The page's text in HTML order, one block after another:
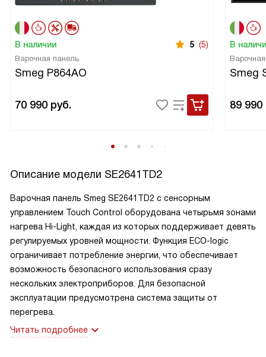
В наличии 5 (5)
Варочная панель
Smeg P864AO
70 990 руб.
В
Smeg
89 990
Описание модели SE2641TD2
Варочная панель Smeg SE2641TD2 с сенсорным
управлением Touch Control оборудована четырьмя зонами
нагрева Hi-Light, каждая из которых поддерживает девять
регулируемых уровней мощности. Функция ECO-logic
ограничивает потребление энергии, что обеспечивает
возможность безопасного использования сразу
нескольких электроприборов. Для безопасной
эксплуатации предусмотрена система защиты от
перегрева.
Читать подробнее